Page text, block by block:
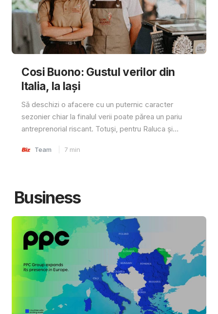
Cosi Buono: Gustul verilor din
Italia, la Iași
Să deschizi o afacere cu un puternic caracter
sezonier chiar la finalul verii poate părea un pariu
antreprenorial riscant. Totuși, pentru Raluca și...
Team 7 min
Business